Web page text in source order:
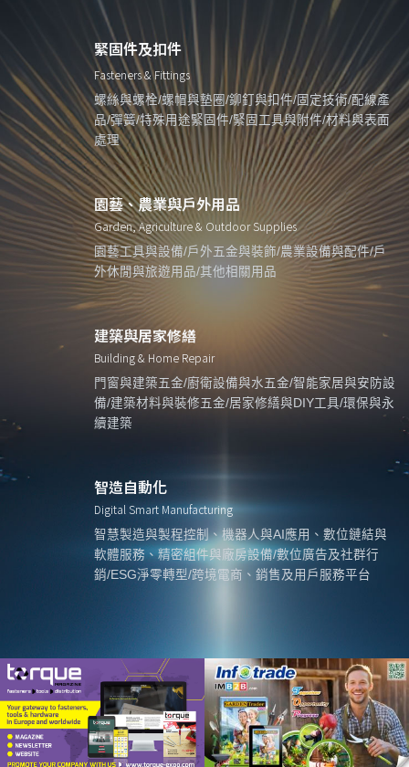
緊固件及扣件
Fasteners & Fittings
螺絲與螺栓/螺帽與墊圈/鉚釘與扣件/固定技術/配線產
品/彈簧/特殊用途緊固件/緊固工具與附件/材料與表面
處理
園藝、農業與戶外用品
Garden, Agriculture & Outdoor Supplies
園藝工具與設備/戶外五金與裝飾/農業設備與配件/戶
外休閒與旅遊用品/其他相關用品
建築與居家修繕
Building & Home Repair
門窗與建築五金/廚衛設備與水五金/智能家居與安防設
備/建築材料與裝修五金/居家修繕與DIY工具/環保與永
續建築
智造自動化
Digital Smart Manufacturing
智慧製造與製程控制、機器人與AI應用、數位鏈結與
軟體服務、精密組件與廠房設備/數位廣告及社群行
銷/ESG淨零轉型/跨境電商、銷售及用戶服務平台